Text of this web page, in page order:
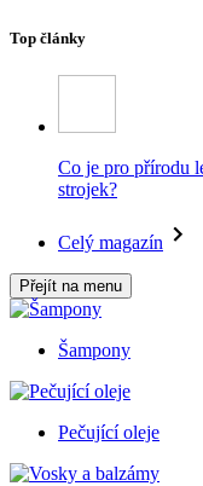
Top články
Co je pro přírodu
strojek?
Celý magazín
Přejít na menu
Šampony
Pečující oleje